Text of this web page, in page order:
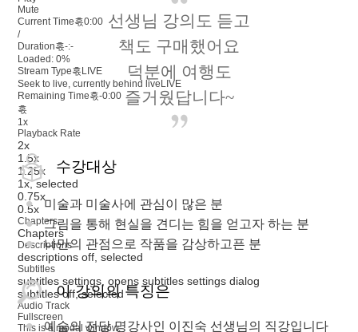
Mute
Current Time혻0:00
/
Duration혻-:-
Loaded:0%
Stream Type혻LIVE
Seek to live, currently behind liveLIVE
Remaining Time혻-0:00
혻
1x
Playback Rate
2x
1.5x
1.25x
1x, selected
0.75x
0.5x
Chapters
Chapters
Descriptions
descriptions off , selected
Subtitles
subtitles settings , opens subtitles settings dialog
subtitles off, selected
Audio Track
Fullscreen
This is a modal window.
선생님 강의도 듣고
책도 구매했어요
덕분에 여행도
즐거웠답니다~
수강대상
미술과 미술사에 관심이 많은 분
그림을 통해 현실을 견디는 힘을 얻고자 하는 분
나만의 관점으로 작품을 감상하고픈 분
이 강의의 특징은
예술의 전당 명강사인 이진숙 선생님의 직강입니다